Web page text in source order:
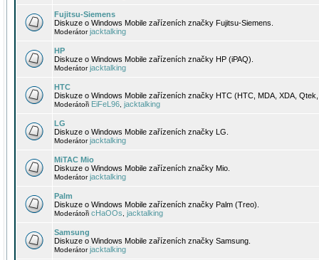
Fujitsu-Siemens
Diskuze o Windows Mobile zařízeních značky Fujitsu-Siemens.
Moderátorjacktalking
HP
Diskuze o Windows Mobile zařízeních značky HP (iPAQ).
Moderátorjacktalking
HTC
Diskuze o Windows Mobile zařízeních značky HTC (HTC, MDA, XDA,
Moderátoři EiFeL96 jacktalking
LG
Diskuze o Windows Mobile zařízeních značky LG.
Moderátorjacktalking
MiTAC Mio
Diskuze o Windows Mobile zařízeních značky Mio.
Moderátorjacktalking
Palm
Diskuze o Windows Mobile zařízeních značky Palm (Treo).
Moderátoři cHaOOs jacktalking
Samsung
Diskuze o Windows Mobile zařízeních značky Samsung.
Moderátorjacktalking